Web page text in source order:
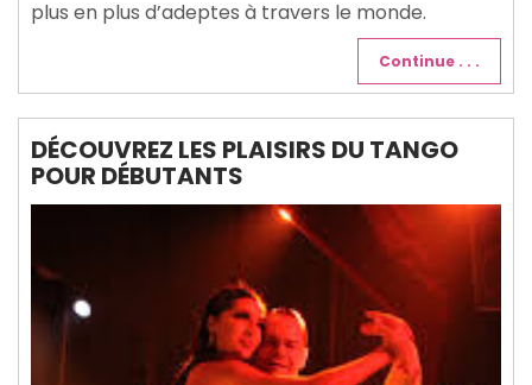
plus en plus d’adeptes à travers le monde.
Continue . . .
DÉCOUVREZ LES PLAISIRS DU TANGO
POUR DÉBUTANTS